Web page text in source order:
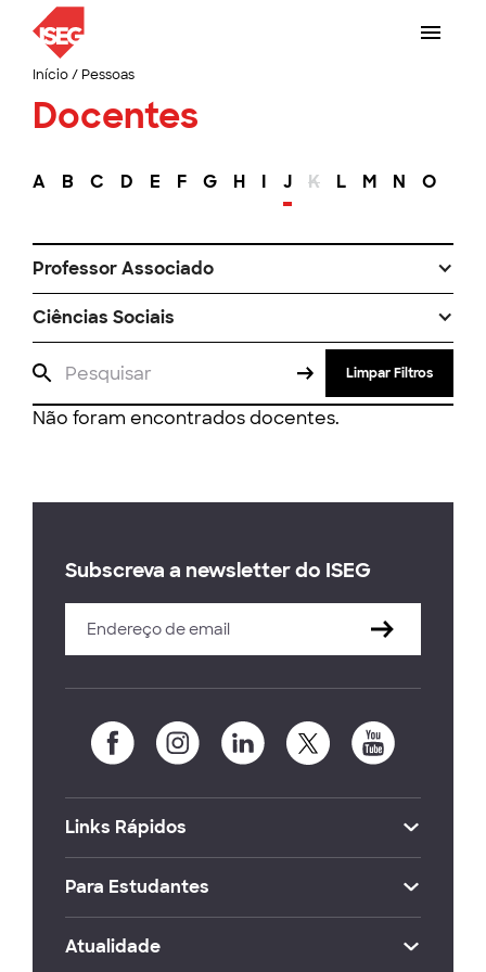
Início/ Pessoas
Docentes
A B C D E F G H I J K L M N O
Professor Associado
Ciências Sociais
Limpar Filtros
Não foram encontrados docentes.
Subscreva a newsletter do ISEG
Links Rápidos
Para Estudantes
Atualidade